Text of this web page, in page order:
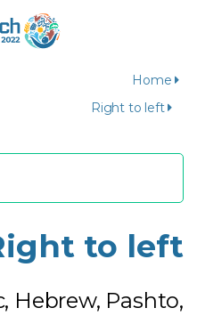
Home
Right to left
to left
Hebrew, Pashto,